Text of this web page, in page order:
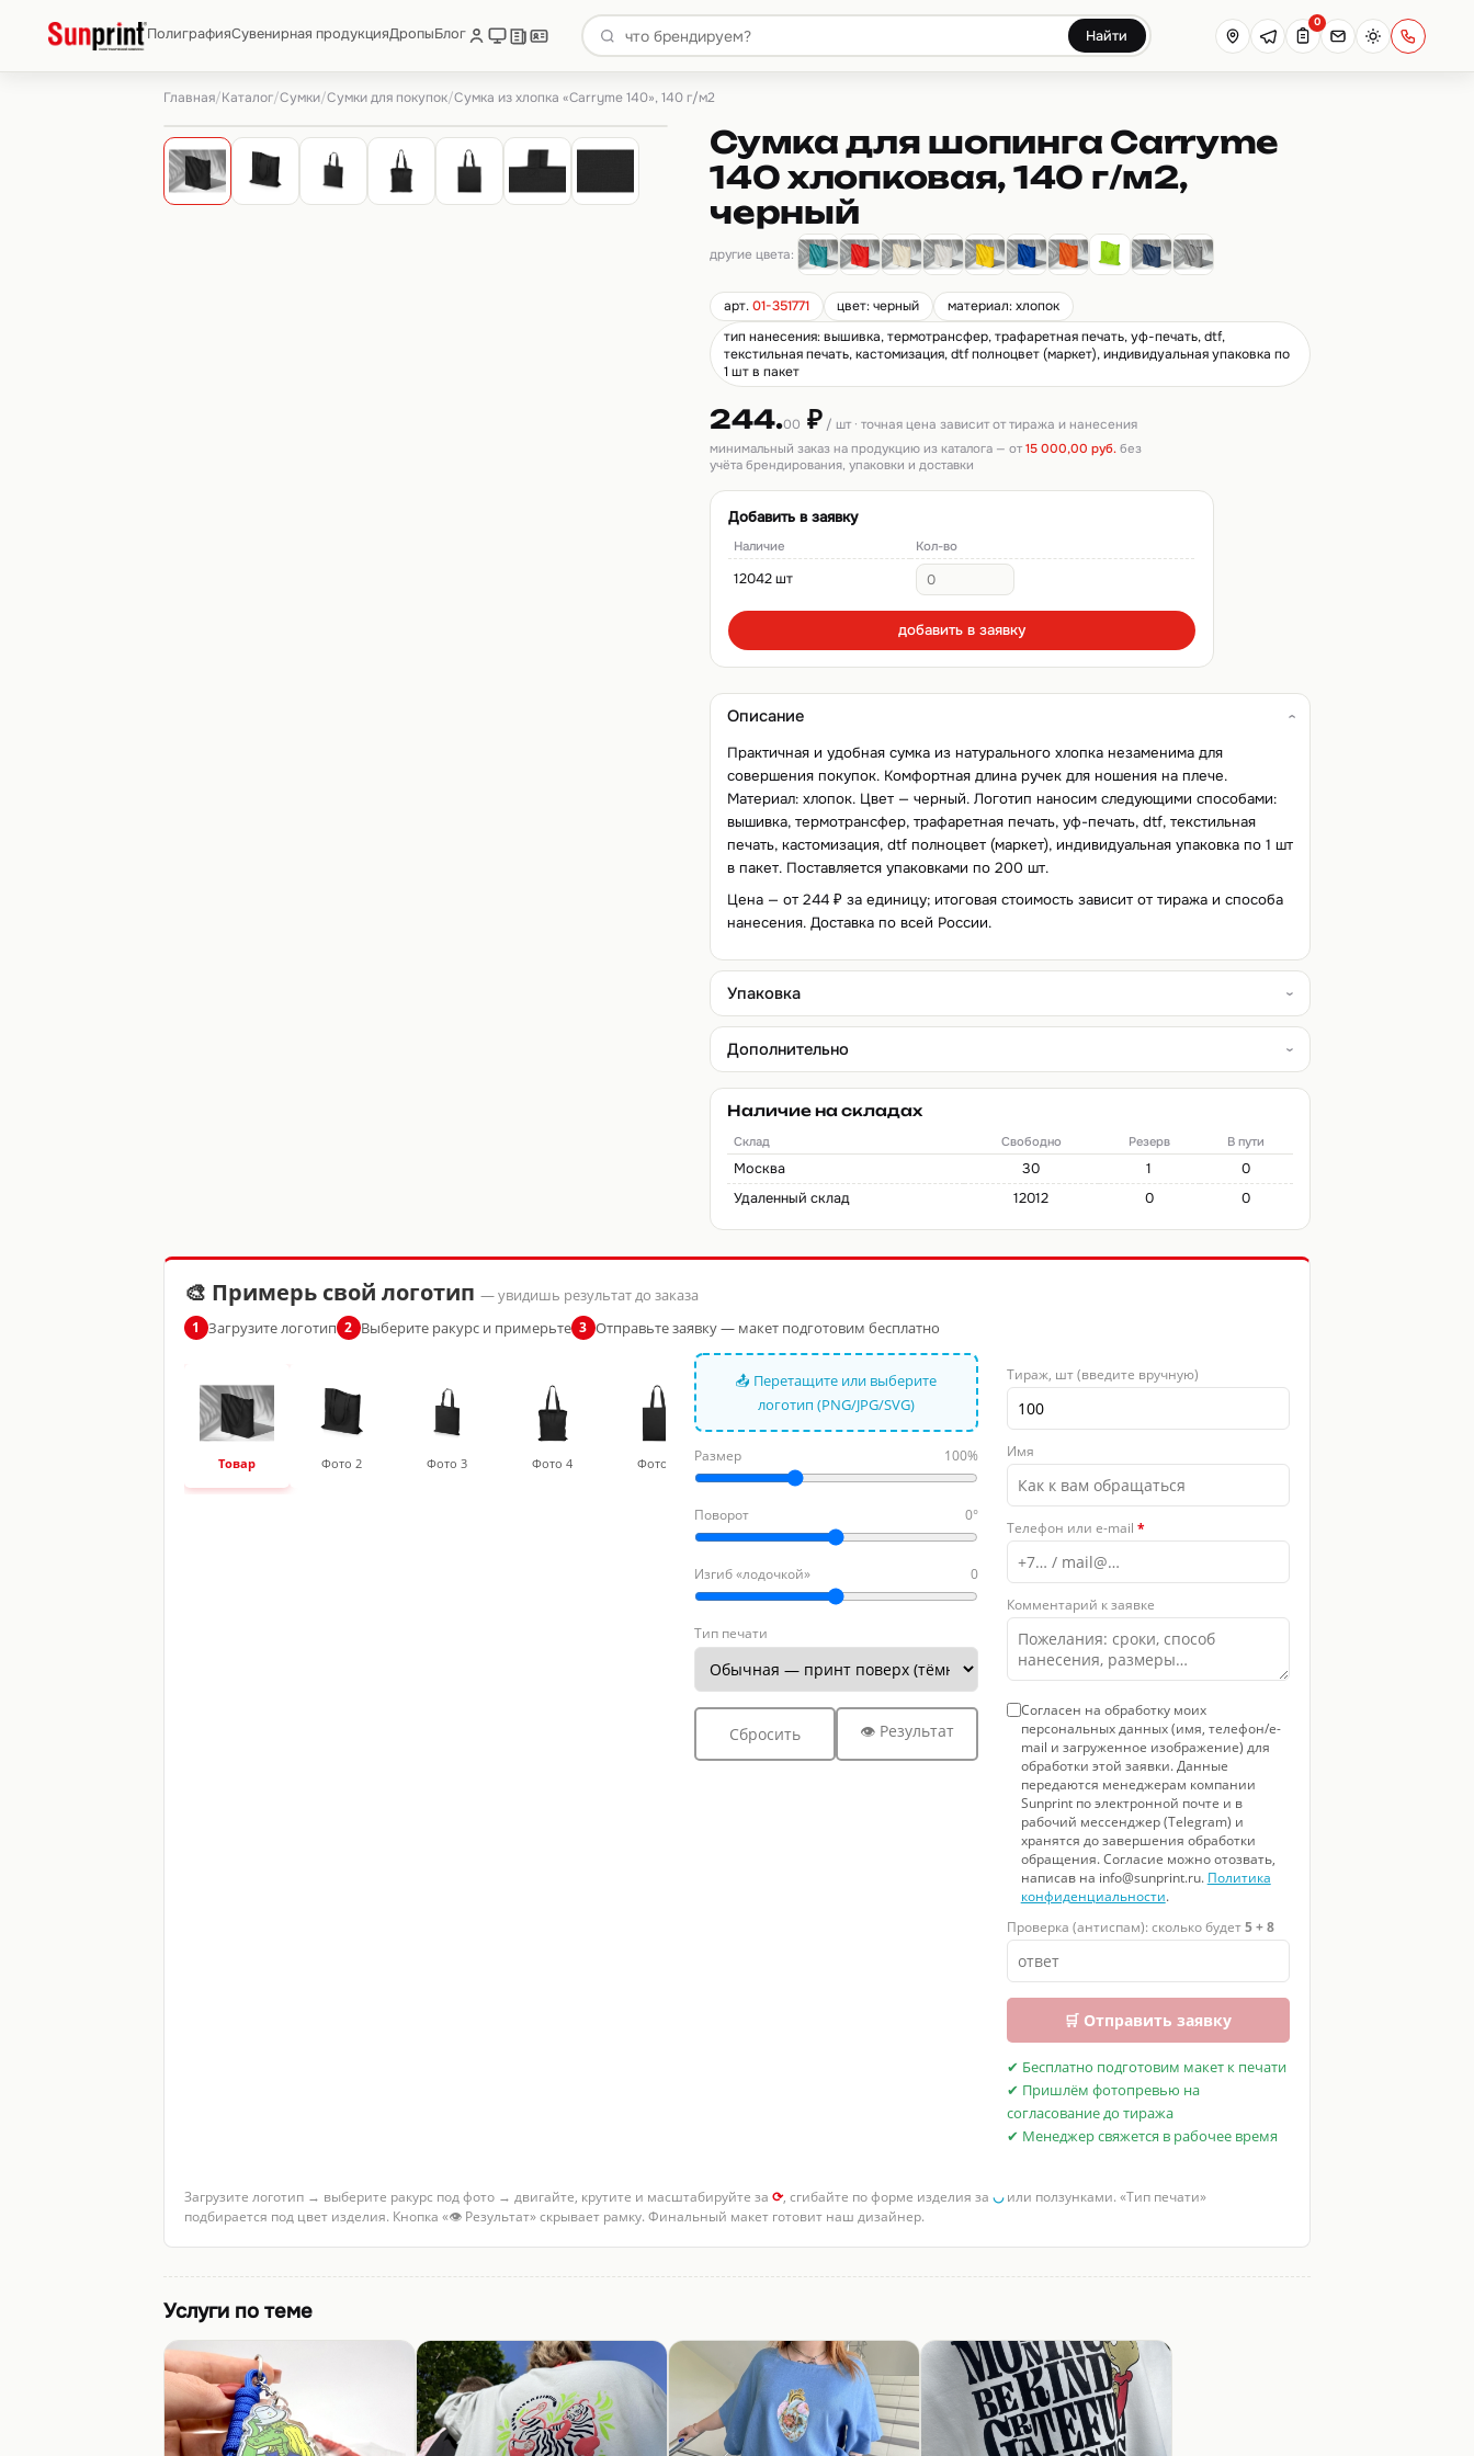
ПолиграфияСувенирная продукцияДропыБлог Найти
0
Главная/Каталог/Сумки/Сумки для покупок/Сумка из хлопка «Carryme 140», 140 г/м2
Сумка для шопинга Carryme
140 хлопковая, 140 г/м2,
черный
другие цвета:
арт.01-351771 цвет: черный
материал: хлопок
тип нанесения: вышивка, термотрансфер, трафаретная печать, уф-печать, dtf,
текстильная печать, кастомизация, dtf полноцвет (маркет), индивидуальная упаковка по
1 шт в пакет
244.00 ₽ / шт · точная цена зависит от тиража и нанесения
минимальный заказ на продукцию из каталога — от15 000,00 руб. без
учёта брендирования, упаковки и доставки
Добавить в заявку
Наличие Кол-во
12042 шт
добавить в заявку
Описание
Практичная и удобная сумка из натурального хлопка незаменима для
совершения покупок. Комфортная длина ручек для ношения на плече.
Материал: хлопок. Цвет — черный. Логотип наносим следующими способами:
вышивка, термотрансфер, трафаретная печать, уф-печать, dtf, текстильная
печать, кастомизация, dtf полноцвет (маркет), индивидуальная упаковка по 1 шт
в пакет. Поставляется упаковками по 200 шт.
Цена — от 244 ₽ за единицу; итоговая стоимость зависит от тиража и способа
нанесения. Доставка по всей России.
Упаковка
Дополнительно
Наличие на складах
Склад Свободно Резерв В пути
Москва 30 1
0
Удаленный склад
12012 0 0
🎨 Примерь свой логотип — увидишь результат до заказа
1 Загрузите логотип 2 Выберите ракурс и примерьте 3 Отправьте заявку — макет подготовим бесплатно
Товар Фото 2 Фото 3 Фото 4 Фото 5
📤 Перетащите или выберите
логотип (PNG/JPG/SVG)
Размер 100%
Поворот 0°
Изгиб «лодочкой» 0
Тип печати
Сбросить 👁 Результат
Тираж, шт (введите вручную)
Имя
Телефон или e-mail *
Комментарий к заявке
Согласен на обработку моих
персональных данных (имя, телефон/e-
mail и загруженное изображение) для
обработки этой заявки. Данные
передаются менеджерам компании
Sunprint по электронной почте и в
рабочий мессенджер (Telegram) и
хранятся до завершения обработки
обращения. Согласие можно отозвать,
написав на info@sunprint.ru. Политика
конфиденциальности.
Проверка (антиспам): сколько будет5 + 8
🛒 Отправить заявку
✔ Бесплатно подготовим макет к печати
✔ Пришлём фотопревью на
согласование до тиража
✔ Менеджер свяжется в рабочее время
Загрузите логотип → выберите ракурс под фото → двигайте, крутите и масштабируйте за ⟳, сгибайте по форме изделия за ◡или ползунками. «Тип печати»
подбирается под цвет изделия. Кнопка «👁 Результат» скрывает рамку. Финальный макет готовит наш дизайнер.
Услуги по теме